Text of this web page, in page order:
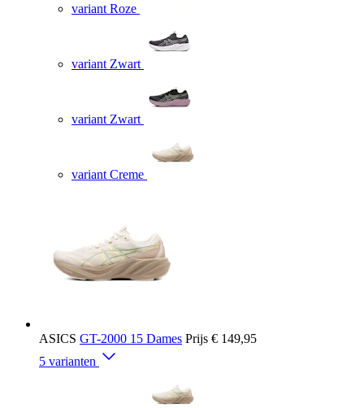
variant Roze
variant Zwart
variant Zwart
variant Creme
ASICS GT-2000 15 Dames Prijs € 149,95
5 varianten